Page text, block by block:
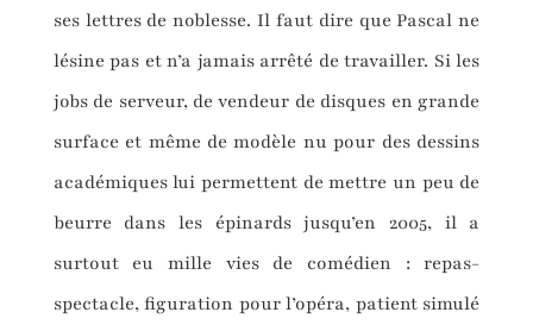
ses lettres de noblesse. Il faut dire que Pascal ne
lésine pas et n’a jamais arrêté de travailler. Si les
jobs de serveur, de vendeur de disques en grande
surface et même de modèle nu pour des dessins
académiques lui permettent de mettre un peu de
beurre dans les épinards jusqu’en 2005, il a
surtout eu mille vies de comédien : repas-
spectacle, figuration pour l’opéra, patient simulé